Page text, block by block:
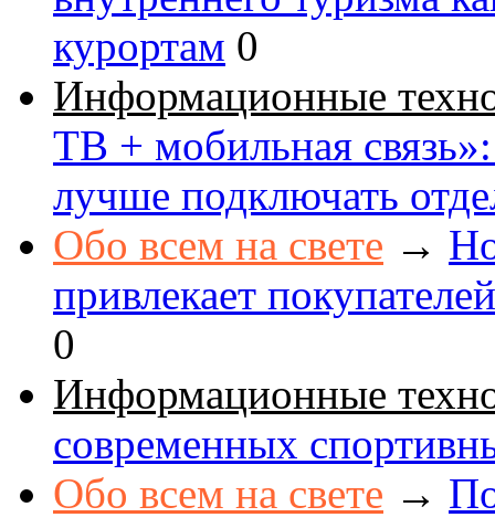
курортам 0
Информационные
ТВ + мобильная
лучше подключать
Обо всем на свете →
привлекает
0
Информационные
современных
Обо всем на свете →